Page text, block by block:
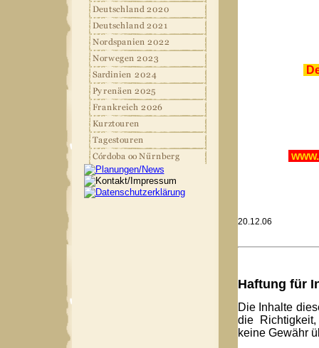
20.12.06
Haftung für
Die Inhalte
die
keine Gewähr